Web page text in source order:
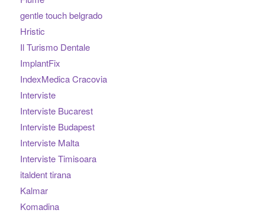
gentle touch belgrado
Hristic
Il Turismo Dentale
ImplantFix
IndexMedica Cracovia
Interviste
Interviste Bucarest
Interviste Budapest
Interviste Malta
Interviste Timisoara
italdent tirana
Kalmar
Komadina